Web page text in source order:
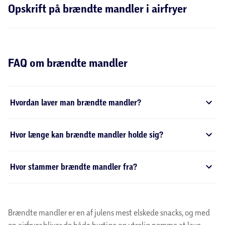
Opskrift på brændte mandler i airfryer
FAQ om brændte mandler
Hvordan laver man brændte mandler?
Hvor længe kan brændte mandler holde sig?
Hvor stammer brændte mandler fra?
Brændte mandler er en af julens mest elskede snacks, og med